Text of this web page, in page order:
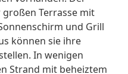
Terrasse mit
und Grill
können sie ihre
In wenigen
Strand mit beheiztem